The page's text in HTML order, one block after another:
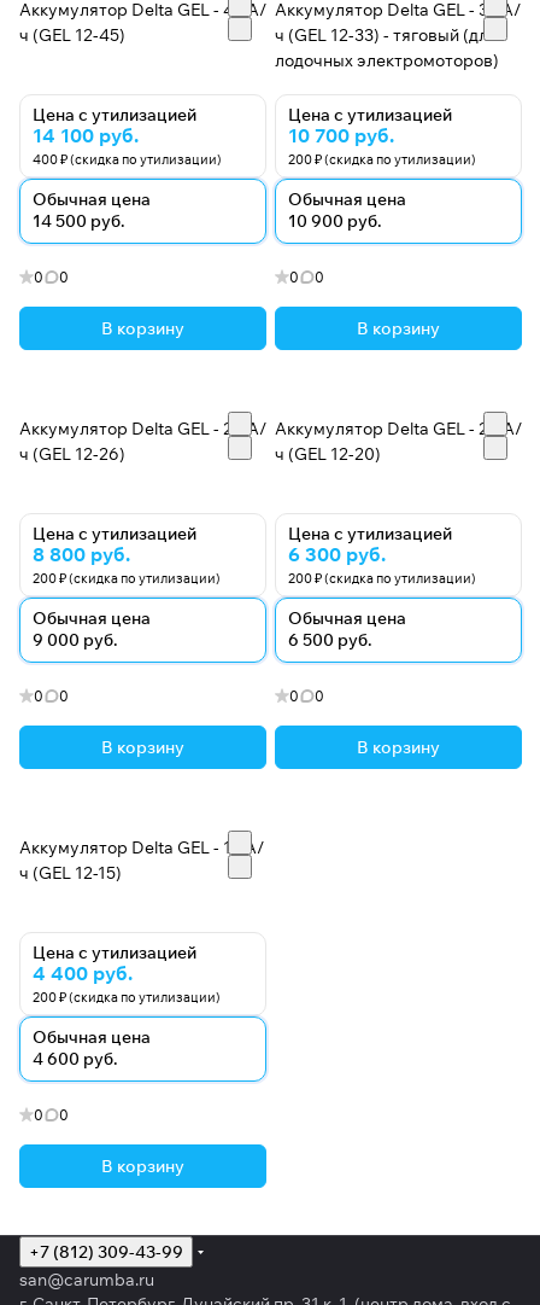
Аккумулятор Delta GEL - 45 А/
ч (GEL 12-45)
Цена с утилизацией
14 100 руб.
400 ₽ (скидка по утилизации)
Обычная цена
14 500 руб.
0 0
В корзину
Аккумулятор Delta GEL - 33 А/
ч (GEL 12-33) - тяговый (для
лодочных электромоторов)
Цена с утилизацией
10 700 руб.
200 ₽ (скидка по утилизации)
Обычная цена
10 900 руб.
0 0
В корзину
Аккумулятор Delta GEL - 26 А/
ч (GEL 12-26)
Цена с утилизацией
8 800 руб.
200 ₽ (скидка по утилизации)
Обычная цена
9 000 руб.
0 0
В корзину
Аккумулятор Delta GEL - 20 А/
ч (GEL 12-20)
Цена с утилизацией
6 300 руб.
200 ₽ (скидка по утилизации)
Обычная цена
6 500 руб.
0 0
В корзину
Аккумулятор Delta GEL - 15 А/
ч (GEL 12-15)
Цена с утилизацией
4 400 руб.
200 ₽ (скидка по утилизации)
Обычная цена
4 600 руб.
0 0
В корзину
+7 (812) 309-43-99
san@carumba.ru